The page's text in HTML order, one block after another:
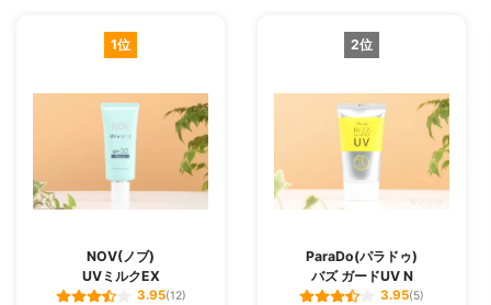
1位
NOV(ノブ)
UVミルクEX
3.95(12)
2位
ParaDo(パラドゥ)
バズ ガードUV N
3.95(5)